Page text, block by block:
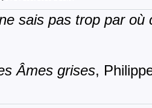
sais pas trop par où
Âmes grises,